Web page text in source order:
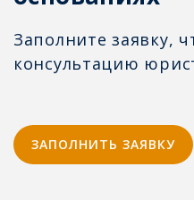
Заполните заявку,
консультацию
ЗАПОЛНИТЬ ЗАЯВКУ